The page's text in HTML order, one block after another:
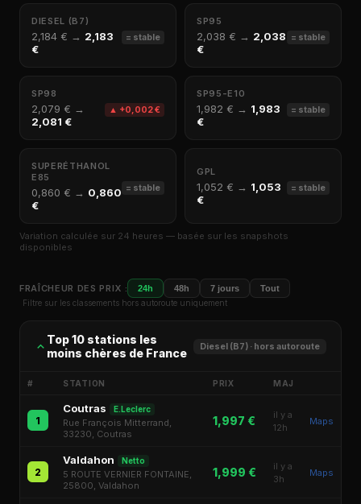
DIESEL (B7)
2,184 € → 2,183
€
= stable
SP95
2,038 € → 2,038
€
= stable
SP98
2,079 € →
2,081 €
▲ +0,002 €
SP95-E10
1,982 € → 1,983
€
= stable
SUPERÉTHANOL
E85
0,860 € → 0,860
€
= stable
GPL
1,052 € → 1,053
€
= stable
Variation calculée sur 24 heures — basée sur les snapshots
disponibles
FRAÎCHEUR DES PRIX : 24h 48h 7 jours
Tout
Filtre sur les classements hors autoroute uniquement
Top 10 stations les
moins chères de France
Diesel (B7) · hors autoroute
# STATION PRIX MAJ
1
Coutras E.Leclerc
Rue François Mitterrand,
33230, Coutras
1,997 €
il y a
12h
Maps
2
Valdahon Netto
5 ROUTE VERNIER FONTAINE,
25800, Valdahon
1,999 €
il y a
3h
Maps